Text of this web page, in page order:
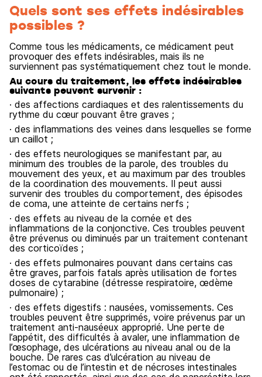
Quels sont ses effets indésirables
possibles ?
Comme tous les médicaments, ce médicament peut
provoquer des effets indésirables, mais ils ne
surviennent pas systématiquement chez tout le monde.
Au cours du traitement, les effets indésirables
suivants peuvent survenir :
· des affections cardiaques et des ralentissements du
rythme du cœur pouvant être graves ;
· des inflammations des veines dans lesquelles se forme
un caillot ;
· des effets neurologiques se manifestant par, au
minimum des troubles de la parole, des troubles du
mouvement des yeux, et au maximum par des troubles
de la coordination des mouvements. Il peut aussi
survenir des troubles du comportement, des épisodes
de coma, une atteinte de certains nerfs ;
· des effets au niveau de la cornée et des
inflammations de la conjonctive. Ces troubles peuvent
être prévenus ou diminués par un traitement contenant
des corticoïdes ;
· des effets pulmonaires pouvant dans certains cas
être graves, parfois fatals après utilisation de fortes
doses de cytarabine (détresse respiratoire, œdème
pulmonaire) ;
· des effets digestifs : nausées, vomissements. Ces
troubles peuvent être supprimés, voire prévenus par un
traitement anti-nauséeux approprié. Une perte de
l’appétit, des difficultés à avaler, une inflammation de
l’œsophage, des ulcérations au niveau anal ou de la
bouche. De rares cas d’ulcération au niveau de
l’estomac ou de l’intestin et de nécroses intestinales